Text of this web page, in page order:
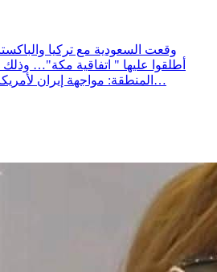
وقعت السعودية مع تركيا
أطلقوا عليها " اتفاقية مكة"…
المنطقة: مواجهة إيران لأمريكا والكيان، علاقة متوترة مع…